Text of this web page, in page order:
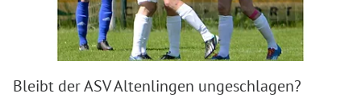
Bleibt der ASV Altenlingen ungeschlagen?